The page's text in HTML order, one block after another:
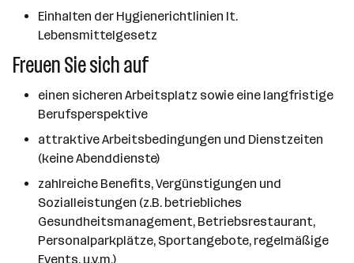
Einhalten der Hygienerichtlinien lt.
Lebensmittelgesetz
Freuen Sie sich auf
einen sicheren Arbeitsplatz sowie eine langfristige
Berufsperspektive
attraktive Arbeitsbedingungen und Dienstzeiten
(keine Abenddienste)
zahlreiche Benefits, Vergünstigungen und
Sozialleistungen (z.B. betriebliches
Gesundheitsmanagement, Betriebsrestaurant,
Personalparkplätze, Sportangebote, regelmäßige
Events, u.v.m.)